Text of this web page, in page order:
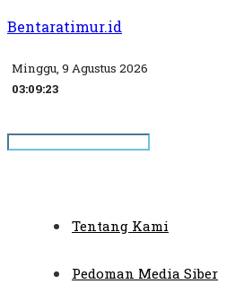
Bentaratimur.id
Minggu, 9 Agustus 2026
03:09:24
Tentang Kami
Pedoman Media Siber